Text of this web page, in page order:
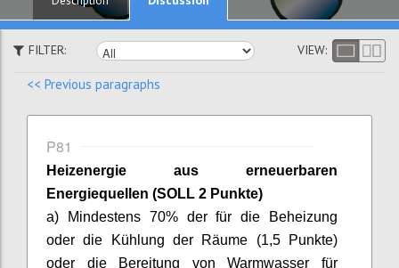
FILTER: VIEW:
<< Previous paragraphs
P81
Heizenergie aus erneuerbaren
Energiequellen (SOLL 2 Punkte)
a) Mindestens 70% der für die Beheizung
oder die Kühlung der Räume (1,5 Punkte)
oder die Bereitung von Warmwasser für